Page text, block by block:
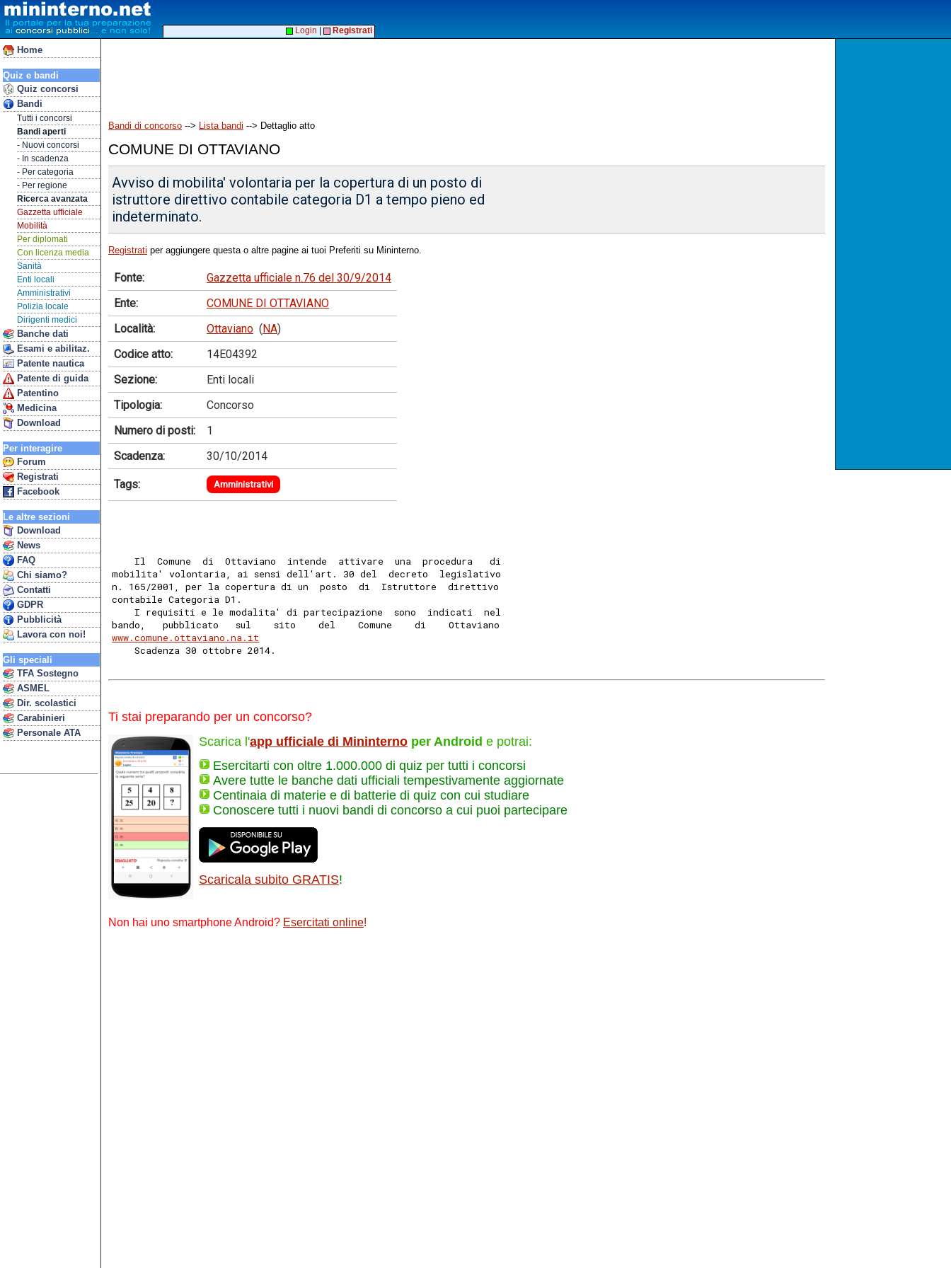
Home
Quiz e bandi
Quiz concorsi
Bandi
Tutti i concorsi
Bandi aperti
- Nuovi concorsi
- In scadenza
- Per categoria
- Per regione
Ricerca avanzata
Gazzetta ufficiale
Mobilità
Per diplomati
Con licenza media
Sanità
Enti locali
Amministrativi
Polizia locale
Dirigenti medici
Banche dati
Esami e abilitaz.
Patente nautica
Patente di guida
Patentino
Medicina
Download
Per interagire
Forum
Registrati
Facebook
Le altre sezioni
Download
News
FAQ
Chi siamo?
Contatti
GDPR
Pubblicità
Lavora con noi!
Gli speciali
TFA Sostegno
ASMEL
Dir. scolastici
Carabinieri
Personale ATA
Login Registrati
Bandi di concorso --> Lista bandi --> Dettaglio atto
COMUNE DI OTTAVIANO
Avviso di mobilita' volontaria per la copertura di un posto di
istruttore direttivo contabile categoria D1 a tempo pieno ed
indeterminato.
Registrati per aggiungere questa o altre pagine ai tuoi Preferiti su Mininterno.
Fonte:
Gazzetta ufficiale n.76 del 30/9/2014
Ente:
COMUNE DI OTTAVIANO
Località:
Ottaviano (NA)
Codice atto:
14E04392
Sezione:
Enti locali
Tipologia:
Concorso
Numero di posti:
1
Scadenza:
30/10/2014
Tags: Amministrativi
    Il  Comune  di  Ottaviano  intende  attivare  una  procedura   di
mobilita' volontaria, ai sensi dell'art. 30 del  decreto  legislativo
n. 165/2001, per la copertura di un  posto  di  Istruttore  direttivo
contabile Categoria D1.
    I requisiti e le modalita' di partecipazione  sono  indicati  nel
bando,   pubblicato   sul    sito    del    Comune    di    Ottaviano
www.comune.ottaviano.na.it
    Scadenza 30 ottobre 2014.
Ti stai preparando per un concorso?
Scarica l'app ufficiale di Mininterno per Android e potrai:
Esercitarti con oltre 1.000.000 di quiz per tutti i concorsi
Avere tutte le banche dati ufficiali tempestivamente aggiornate
Centinaia di materie e di batterie di quiz con cui studiare
Conoscere tutti i nuovi bandi di concorso a cui puoi partecipare
Scaricala subito GRATIS!
Non hai uno smartphone Android? Esercitati online!